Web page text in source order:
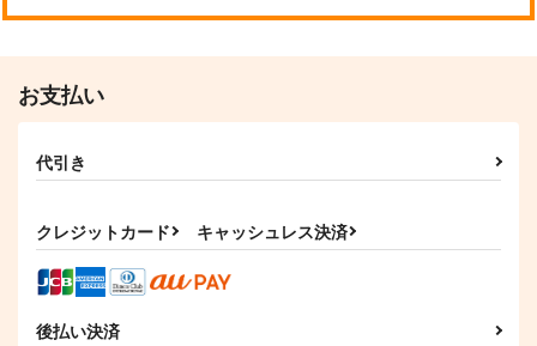
お支払い
代引き
クレジットカード キャッシュレス決済
後払い決済